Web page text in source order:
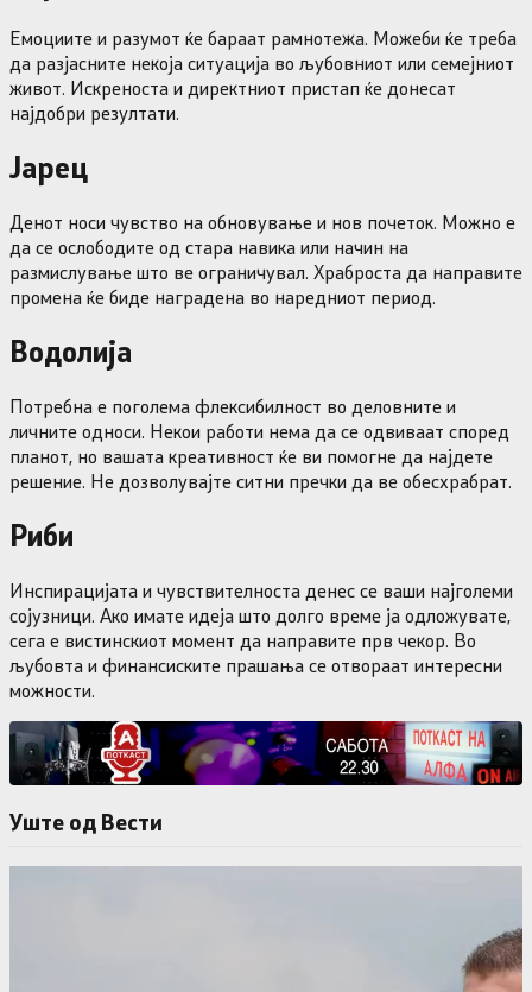
Емоциите и разумот ќе бараат рамнотежа. Можеби ќе треба
да разјасните некоја ситуација во љубовниот или семејниот
живот. Искреноста и директниот пристап ќе донесат
најдобри резултати.
Јарец
Денот носи чувство на обновување и нов почеток. Можно е
да се ослободите од стара навика или начин на
размислување што ве ограничувал. Храброста да направите
промена ќе биде наградена во наредниот период.
Водолија
Потребна е поголема флексибилност во деловните и
личните односи. Некои работи нема да се одвиваат според
планот, но вашата креативност ќе ви помогне да најдете
решение. Не дозволувајте ситни пречки да ве обесхрабрат.
Риби
Инспирацијата и чувствителноста денес се ваши најголеми
сојузници. Ако имате идеја што долго време ја одложувате,
сега е вистинскиот момент да направите прв чекор. Во
љубовта и финансиските прашања се отвораат интересни
можности.
Уште од Вести